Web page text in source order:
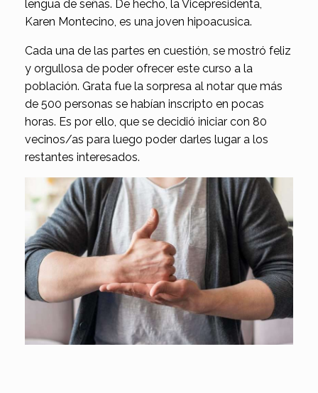
lengua de señas. De hecho, la Vicepresidenta,
Karen Montecino, es una joven hipoacusica.
Cada una de las partes en cuestión, se mostró feliz
y orgullosa de poder ofrecer este curso a la
población. Grata fue la sorpresa al notar que más
de 500 personas se habían inscripto en pocas
horas. Es por ello, que se decidió iniciar con 80
vecinos/as para luego poder darles lugar a los
restantes interesados.